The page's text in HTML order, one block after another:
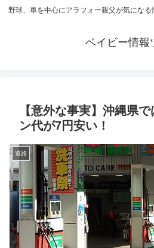
野球、車を中心にアラフォー親父が気になる
ベイビー情報
【意外な事実】沖縄県
ン代が7円安い！
道路